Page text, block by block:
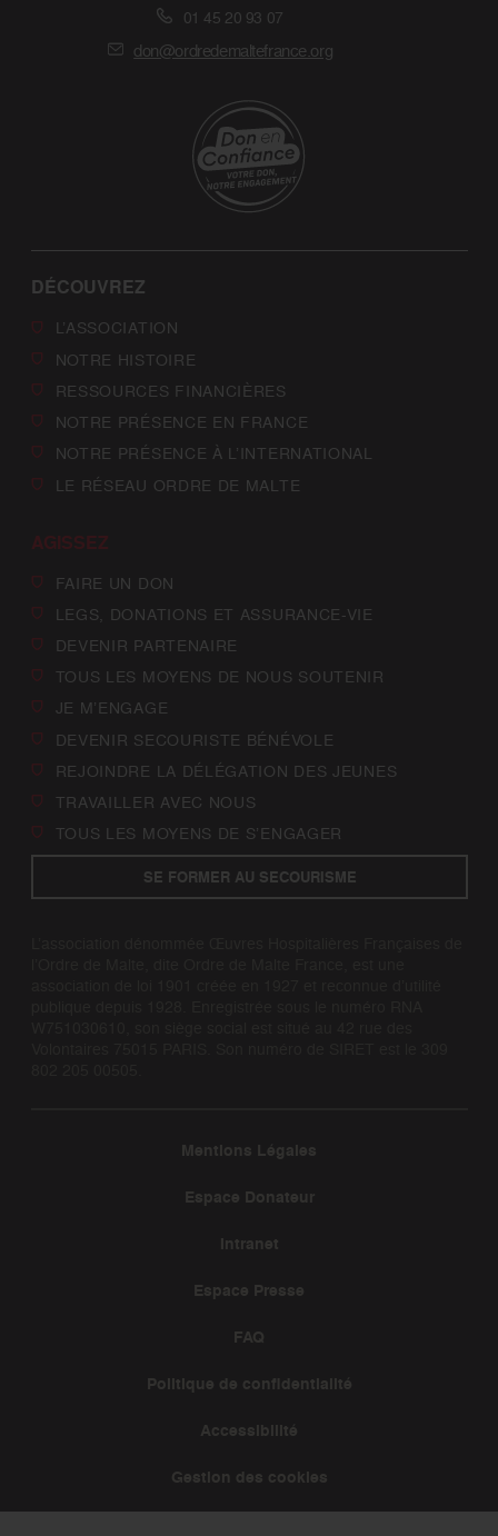
01 45 20 93 07
don@ordredemaltefrance.org
DÉCOUVREZ
L’ASSOCIATION
NOTRE HISTOIRE
RESSOURCES FINANCIÈRES
NOTRE PRÉSENCE EN FRANCE
NOTRE PRÉSENCE À L’INTERNATIONAL
LE RÉSEAU ORDRE DE MALTE
AGISSEZ
FAIRE UN DON
LEGS, DONATIONS ET ASSURANCE-VIE
DEVENIR PARTENAIRE
TOUS LES MOYENS DE NOUS SOUTENIR
JE M’ENGAGE
DEVENIR SECOURISTE BÉNÉVOLE
REJOINDRE LA DÉLÉGATION DES JEUNES
TRAVAILLER AVEC NOUS
TOUS LES MOYENS DE S’ENGAGER
SE FORMER AU SECOURISME
Mentions Légales
Espace Donateur
Intranet
Espace Presse
FAQ
Politique de confidentialité
Accessibilité
Gestion des cookies